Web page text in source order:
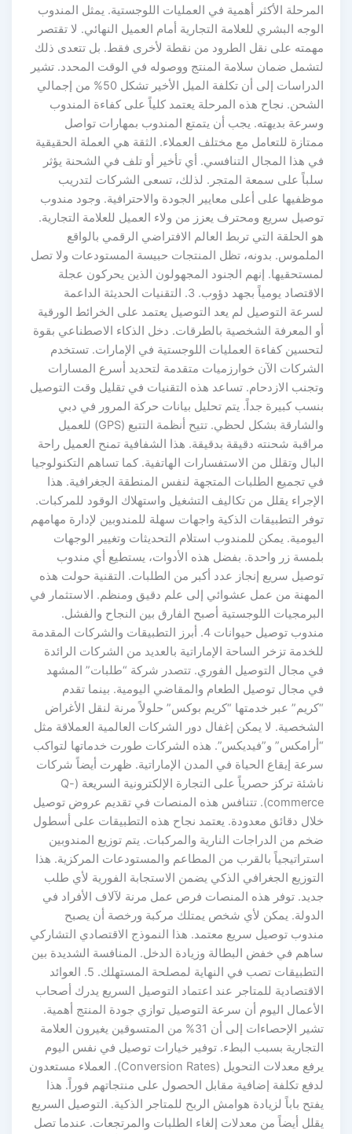
المرحلة الأكثر أهمية في العمليات اللوجستية. يمثل المندوب
الوجه البشري للعلامة التجارية أمام العميل النهائي. لا تقتصر
مهمته على نقل الطرود من نقطة لأخرى فقط. بل تتعدى ذلك
لتشمل ضمان سلامة المنتج ووصوله في الوقت المحدد. تشير
الدراسات إلى أن تكلفة الميل الأخير تشكل 50% من إجمالي
الشحن. نجاح هذه المرحلة يعتمد كلياً على كفاءة المندوب
وسرعة بديهته. يجب أن يتمتع المندوب بمهارات تواصل
ممتازة للتعامل مع مختلف العملاء. الثقة هي العملة الحقيقية
في هذا المجال التنافسي. أي تأخير أو تلف في الشحنة يؤثر
سلباً على سمعة المتجر. لذلك، تسعى الشركات لتدريب
موظفيها على أعلى معايير الجودة والاحترافية. وجود مندوب
توصيل سريع ومحترف يعزز من ولاء العميل للعلامة التجارية.
هو الحلقة التي تربط العالم الافتراضي الرقمي بالواقع
الملموس. بدونه، تظل المنتجات حبيسة المستودعات ولا تصل
لمستحقيها. إنهم الجنود المجهولون الذين يحركون عجلة
الاقتصاد يومياً بجهد دؤوب. 3. التقنيات الحديثة الداعمة
لسرعة التوصيل لم يعد التوصيل يعتمد على الخرائط الورقية
أو المعرفة الشخصية بالطرقات. دخل الذكاء الاصطناعي بقوة
لتحسين كفاءة العمليات اللوجستية في الإمارات. تستخدم
الشركات الآن خوارزميات متقدمة لتحديد أسرع المسارات
وتجنب الازدحام. تساعد هذه التقنيات في تقليل وقت التوصيل
بنسب كبيرة جداً. يتم تحليل بيانات حركة المرور في دبي
والشارقة بشكل لحظي. تتيح أنظمة التتبع (GPS) للعميل
مراقبة شحنته دقيقة بدقيقة. هذا الشفافية تمنح العميل راحة
البال وتقلل من الاستفسارات الهاتفية. كما تساهم التكنولوجيا
في تجميع الطلبات المتجهة لنفس المنطقة الجغرافية. هذا
الإجراء يقلل من تكاليف التشغيل واستهلاك الوقود للمركبات.
توفر التطبيقات الذكية واجهات سهلة للمندوبين لإدارة مهامهم
اليومية. يمكن للمندوب استلام التحديثات وتغيير الوجهات
بلمسة زر واحدة. بفضل هذه الأدوات، يستطيع أي مندوب
توصيل سريع إنجاز عدد أكبر من الطلبات. التقنية حولت هذه
المهنة من عمل عشوائي إلى علم دقيق ومنظم. الاستثمار في
البرمجيات اللوجستية أصبح الفارق بين النجاح والفشل.
مندوب توصيل حيوانات 4. أبرز التطبيقات والشركات المقدمة
للخدمة تزخر الساحة الإماراتية بالعديد من الشركات الرائدة
في مجال التوصيل الفوري. تتصدر شركة “طلبات” المشهد
في مجال توصيل الطعام والمقاضي اليومية. بينما تقدم
“كريم” عبر خدمتها “كريم بوكس” حلولاً مرنة لنقل الأغراض
الشخصية. لا يمكن إغفال دور الشركات العالمية العملاقة مثل
“أرامكس” و”فيديكس”. هذه الشركات طورت خدماتها لتواكب
سرعة إيقاع الحياة في المدن الإماراتية. ظهرت أيضاً شركات
ناشئة تركز حصرياً على التجارة الإلكترونية السريعة (Q-
commerce). تتنافس هذه المنصات في تقديم عروض توصيل
خلال دقائق معدودة. يعتمد نجاح هذه التطبيقات على أسطول
ضخم من الدراجات النارية والمركبات. يتم توزيع المندوبين
استراتيجياً بالقرب من المطاعم والمستودعات المركزية. هذا
التوزيع الجغرافي الذكي يضمن الاستجابة الفورية لأي طلب
جديد. توفر هذه المنصات فرص عمل مرنة لآلاف الأفراد في
الدولة. يمكن لأي شخص يمتلك مركبة ورخصة أن يصبح
مندوب توصيل سريع معتمد. هذا النموذج الاقتصادي التشاركي
ساهم في خفض البطالة وزيادة الدخل. المنافسة الشديدة بين
التطبيقات تصب في النهاية لمصلحة المستهلك. 5. العوائد
الاقتصادية للمتاجر عند اعتماد التوصيل السريع يدرك أصحاب
الأعمال اليوم أن سرعة التوصيل توازي جودة المنتج أهمية.
تشير الإحصاءات إلى أن 31% من المتسوقين يغيرون العلامة
التجارية بسبب البطء. توفير خيارات توصيل في نفس اليوم
يرفع معدلات التحويل (Conversion Rates). العملاء مستعدون
لدفع تكلفة إضافية مقابل الحصول على منتجاتهم فوراً. هذا
يفتح باباً لزيادة هوامش الربح للمتاجر الذكية. التوصيل السريع
يقلل أيضاً من معدلات إلغاء الطلبات والمرتجعات. عندما تصل